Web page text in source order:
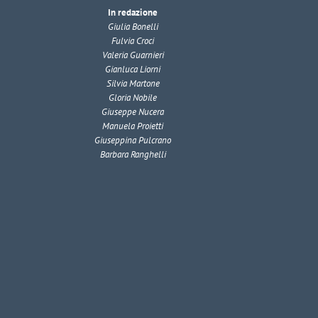
In redazione
Giulia Bonelli
Fulvia Croci
Valeria Guarnieri
Gianluca Liorni
Silvia Martone
Gloria Nobile
Giuseppe Nucera
Manuela Proietti
Giuseppina Pulcrano
Barbara Ranghelli